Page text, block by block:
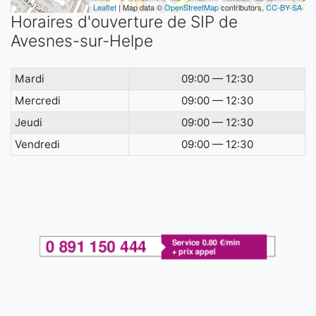
Leaflet | Map data ©OpenStreetMapcontributors, CC-BY-SA
Horaires d'ouverture de SIP de
Avesnes-sur-Helpe
Mardi
09:00 — 12:30
Mercredi
09:00 — 12:30
Jeudi
09:00 — 12:30
Vendredi
09:00 — 12:30